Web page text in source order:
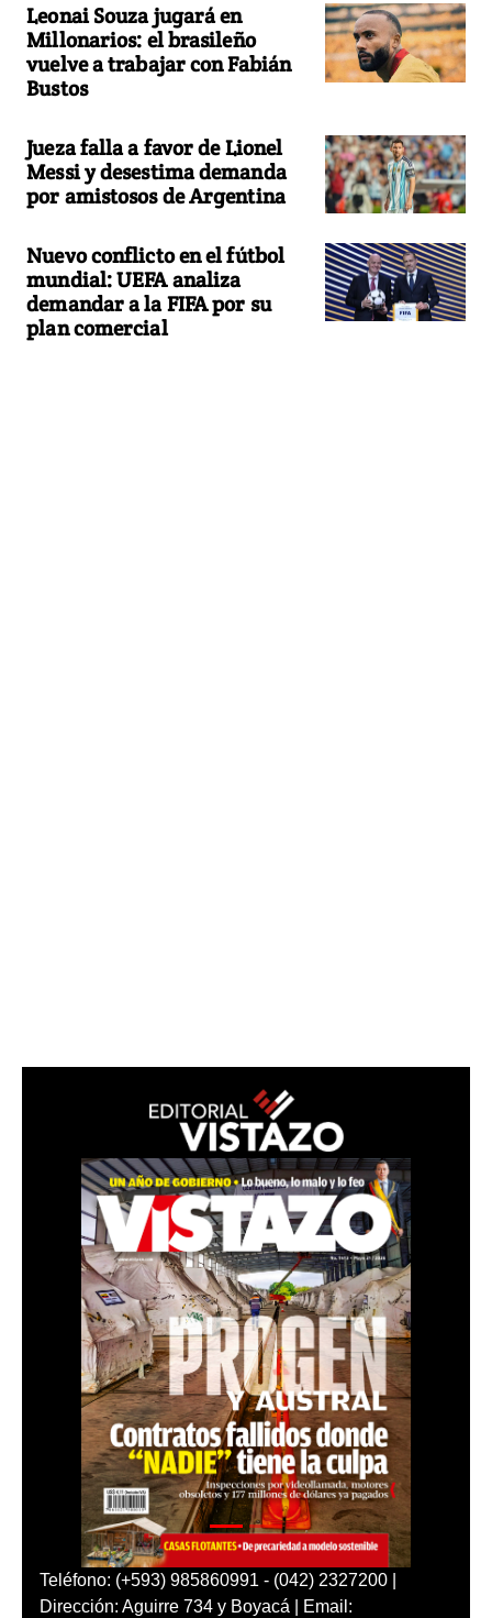
Leonai Souza jugará en
Millonarios: el brasileño
vuelve a trabajar con Fabián
Bustos
Jueza falla a favor de Lionel
Messi y desestima demanda
por amistosos de Argentina
Nuevo conflicto en el fútbol
mundial: UEFA analiza
demandar a la FIFA por su
plan comercial
Teléfono: (+593) 985860991 - (042) 2327200 |
Dirección: Aguirre 734 y Boyacá | Email: